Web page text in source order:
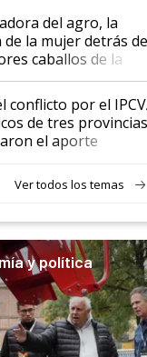
en Argentina
del agro, la
la mujer detrás de
caballos de la
y los mitos que
sufrir a estos
"Mientras me
yo seguí
currículum"
conflicto por el
de tres provincias
el aporte
Ver todos los temas
y política